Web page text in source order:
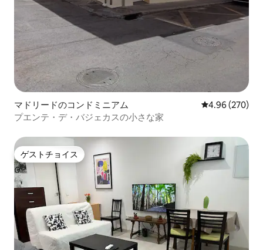
マドリードのコンドミニアム レビュー270
4.96 (270)
プエンテ・デ・バジェカスの小さな家
ゲストチョイス
ゲストチョイス